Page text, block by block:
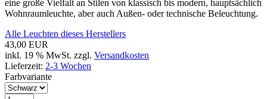
eine große Vielfalt an Stilen von klassisch bis modern, hauptsächlich
Wohnraumleuchte, aber auch Außen- oder technische Beleuchtung.
Alle Leuchten dieses Herstellers
43,00 EUR
inkl. 19 % MwSt. zzgl. Versandkosten
Lieferzeit: 2-3 Wochen
Farbvariante